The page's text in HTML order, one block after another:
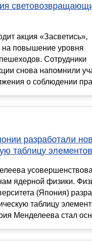
акция «Засветись»,
на повышение уровня
Сотрудники
снова напомнили
о соблюдении
разработали
таблицу элементов
ядерной физики.
(Япония)
таблицу
Менделеева стал